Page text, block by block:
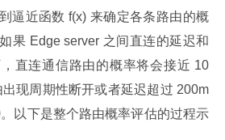
逼近函数 f(x) 来确定各条路由的概
果 Edge server 之间直连的延迟和
直连通信路由的概率将会接近 10
现周期性断开或者延迟超过 200m
以下是整个路由概率评估的过程示